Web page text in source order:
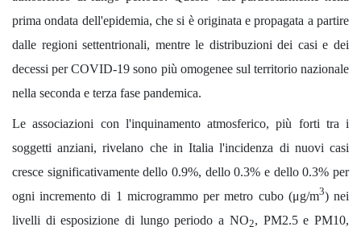
prima ondata dell'epidemia, che si è originata e propagata a partire
dalle regioni settentrionali, mentre le distribuzioni dei casi e dei
decessi per COVID-19 sono più omogenee sul territorio nazionale
nella seconda e terza fase pandemica.
Le associazioni con l'inquinamento atmosferico, più forti tra i
soggetti anziani, rivelano che in Italia l'incidenza di nuovi casi
cresce significativamente dello 0.9%, dello 0.3% e dello 0.3% per
ogni incremento di 1 microgrammo per metro cubo (μg/m3) nei
livelli di esposizione di lungo periodo a NO2, PM2.5 e PM10,